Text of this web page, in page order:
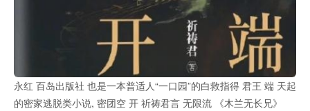
永红 百岛出版社 也是一本普适人“一口园”的白救指得 君王 端 天起
的密家逃脱类小说, 密团空 开 祈祷君言 无限流 《木兰无长兄》